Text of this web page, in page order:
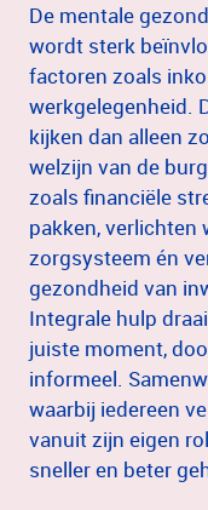
​​​​​​​De mentale
wordt sterk
factoren zoals
werkgelegenheid.
kijken dan alleen
welzijn van de
zoals financiële
pakken, verlichten
zorgsysteem én
gezondheid van
Integrale hulp
juiste moment,
informeel.
waarbij iedereen
vanuit zijn eigen
sneller en beter